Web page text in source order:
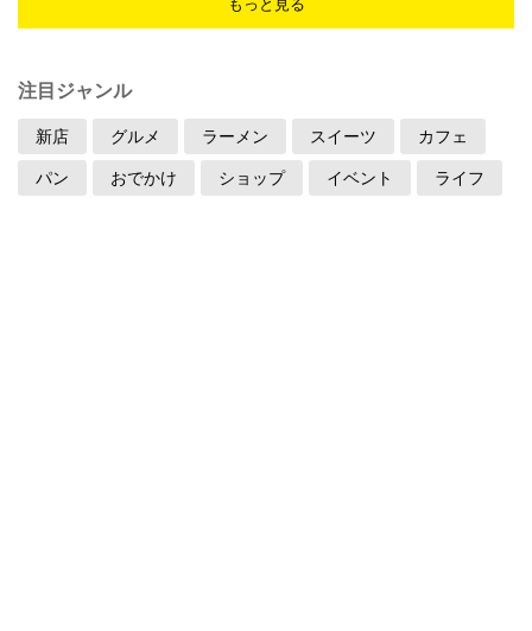
もっと見る
注目ジャンル
新店 グルメ ラーメン スイーツ カフェ
パン おでかけ ショップ イベント ライフ